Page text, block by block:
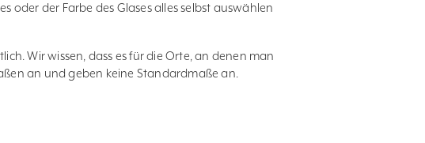
oder der Farbe des Glases alles selbst auswählen
Wir wissen, dass es für die Orte, an denen man
an und geben keine Standardmaße an.